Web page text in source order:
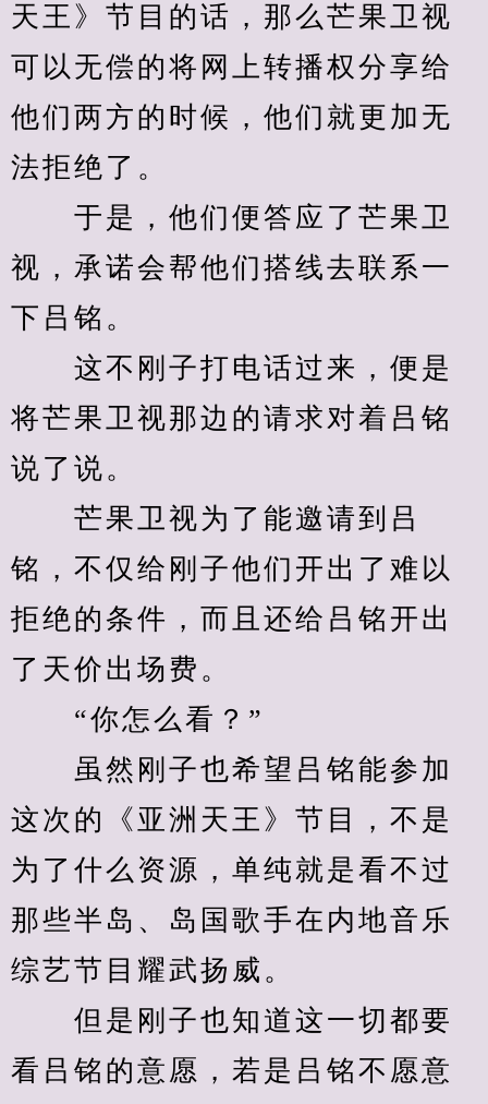
天王》节目的话，那么芒果卫视
可以无偿的将网上转播权分享给
他们两方的时候，他们就更加无
法拒绝了。
于是，他们便答应了芒果卫
视，承诺会帮他们搭线去联系一
下吕铭。
这不刚子打电话过来，便是
将芒果卫视那边的请求对着吕铭
说了说。
芒果卫视为了能邀请到吕
铭，不仅给刚子他们开出了难以
拒绝的条件，而且还给吕铭开出
了天价出场费。
“你怎么看？”
虽然刚子也希望吕铭能参加
这次的《亚洲天王》节目，不是
为了什么资源，单纯就是看不过
那些半岛、岛国歌手在内地音乐
综艺节目耀武扬威。
但是刚子也知道这一切都要
看吕铭的意愿，若是吕铭不愿意